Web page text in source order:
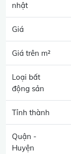
nhật
Giá
Giá trên m²
Loại bất
động sản
Tỉnh thành
Quận -
Huyện